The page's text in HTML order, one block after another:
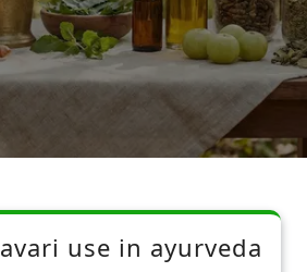
use in ayurveda